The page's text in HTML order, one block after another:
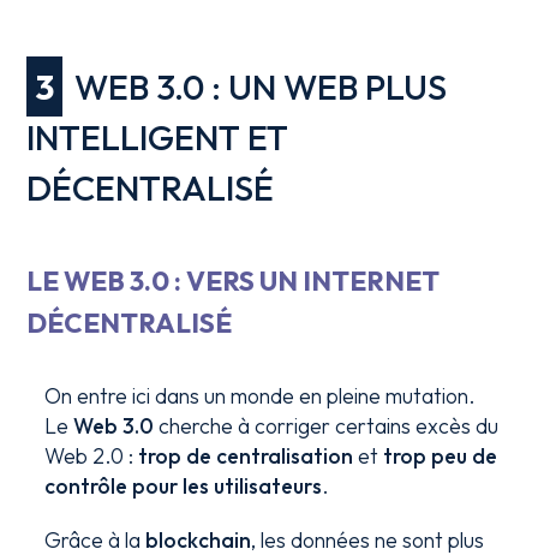
3 WEB 3.0 : UN WEB PLUS
INTELLIGENT ET
DÉCENTRALISÉ
LE WEB 3.0 : VERS UN INTERNET
DÉCENTRALISÉ
On entre ici dans un monde en pleine mutation.
LeWeb 3.0 cherche à corriger certains excès du
Web 2.0 : trop de centralisation et trop peu de
contrôle pour les utilisateurs.
Grâce à la blockchain, les données ne sont plus